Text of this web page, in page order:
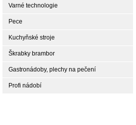
Varné technologie
Pece
Kuchyňské stroje
Škrabky brambor
Gastronádoby, plechy na pečení
Profi nádobí